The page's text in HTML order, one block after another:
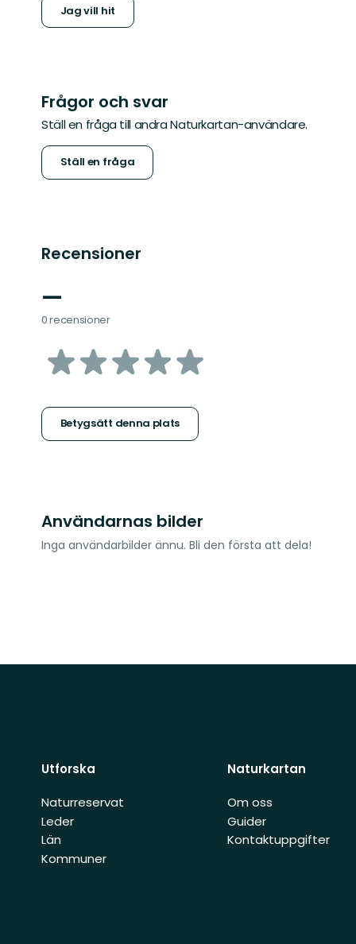
Jag vill hit
Frågor och svar
Ställ en fråga till andra Naturkartan-användare.
Ställ en fråga
Recensioner
—
0 recensioner
av
stjärnor
Betygsätt denna plats
Användarnas bilder
Inga användarbilder ännu. Bli den första att dela!
Utforska
Naturreservat
Leder
Län
Kommuner
Naturkartan
Om oss
Guider
Kontaktuppgifter